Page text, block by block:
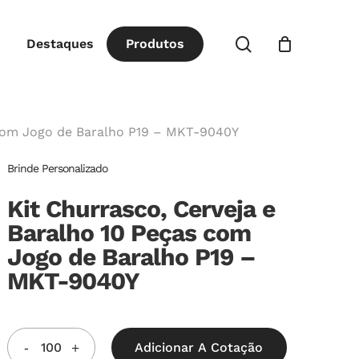
Destaques Produtos procurar
Jogo de Baralho P19 – MKT-9040Y
Brinde Personalizado
Kit Churrasco, Cerveja e
Baralho 10 Peças com
Jogo de Baralho P19 –
MKT-9040Y
Adicionar A Cotação